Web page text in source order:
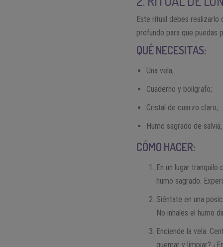
Este ritual debes realizarlo
profundo para que puedas
QUÉ NECESITAS:
Una vela;
Cuaderno y bolígrafo;
Cristal de cuarzo claro;
Humo sagrado de
CÓMO HACER:
En un lugar
humo sagrado.
Siéntate en una
No inhales el humo
Enciende la vela.
quemar y limpiar?